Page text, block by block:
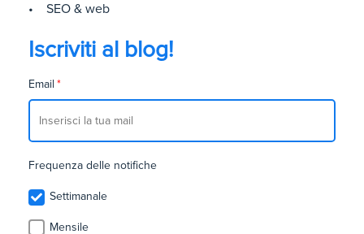
• SEO & web
Iscriviti al blog!
Email *
Frequenza delle notifiche
Settimanale
Mensile